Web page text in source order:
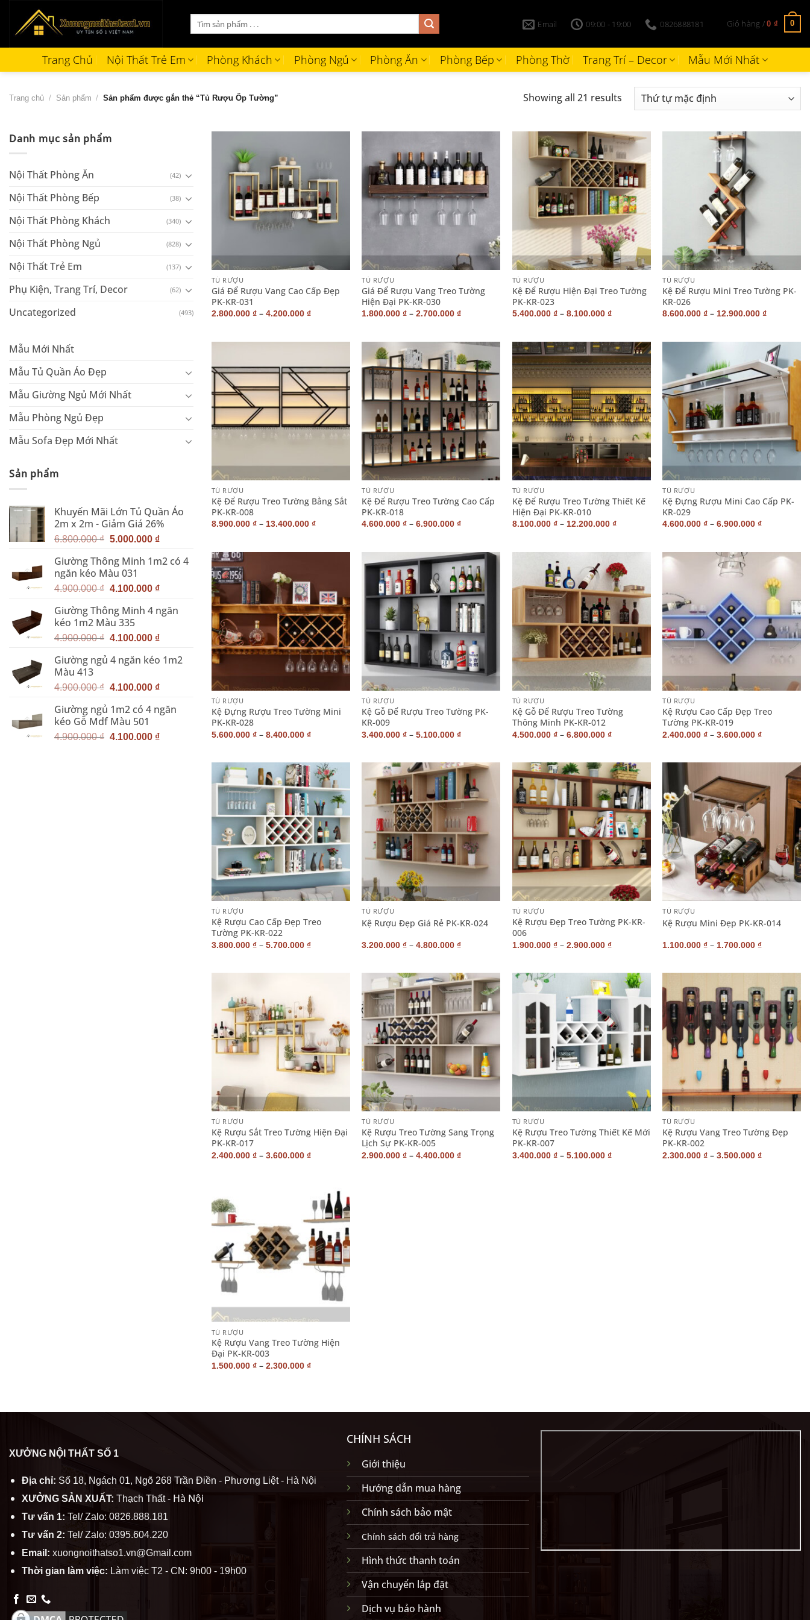
Tìm
kiếm:
Email 09:00 - 19:00 0826888181 Giỏ hàng /0 ₫ 0
Trang Chủ Nội Thất Trẻ Em Phòng Khách Phòng Ngủ Phòng Ăn Phòng Bếp Phòng Thờ Trang Trí – Decor Mẫu Mới Nhất
Trang chủ / Sản phẩm / Sản phẩm được gắn thẻ “Tủ Rượu Ốp Tường” Showing all 21 results
Danh mục sản phẩm
Nội Thất Phòng Ăn (42)
Nội Thất Phòng Bếp (38)
Nội Thất Phòng Khách (340)
Nội Thất Phòng Ngủ (828)
Nội Thất Trẻ Em (137)
Phụ Kiện, Trang Trí, Decor (62)
Uncategorized (493)
Mẫu Mới Nhất
Mẫu Tủ Quần Áo Đẹp
Mẫu Giường Ngủ Mới Nhất
Mẫu Phòng Ngủ Đẹp
Mẫu Sofa Đẹp Mới Nhất
Sản phẩm
Khuyến Mãi Lớn Tủ Quần Áo
2m x 2m - Giảm Giá 26%
6.800.000₫ Giá
là:
6.800.000 ₫.
5.000.000 ₫Giá
tại
5.000.000 ₫.
Giường Thông Minh 1m2 có 4
ngăn kéo Màu 031
4.900.000₫ Giá
là:
4.900.000 ₫.
4.100.000 ₫Giá
tại
4.100.000 ₫.
Giường Thông Minh 4 ngăn
kéo 1m2 Màu 335
4.900.000₫ Giá
là:
4.100.000 ₫Giá
tại
4.100.000 ₫.
Giường ngủ 4 ngăn kéo 1m2
Màu 413
4.900.000₫ Giá
là:
4.900.000 ₫.
4.100.000 ₫Giá
tại
4.100.000 ₫.
Giường ngủ 1m2 có 4 ngăn
kéo Gỗ Mdf Màu 501
4.900.000₫ Giá
4.100.000 ₫Giá
4.100.000 ₫.
TỦ RƯỢU
Giá Để Rượu Vang Cao Cấp Đẹp
PK-KR-031
2.800.000 ₫– 4.200.000 ₫
TỦ RƯỢU
Giá Để Rượu Vang Treo Tường
Hiện Đại PK-KR-030
1.800.000₫ –2.700.000₫
TỦ RƯỢU
Kệ Để Rượu Hiện Đại Treo Tường
PK-KR-023
5.400.000 ₫– 8.100.000 ₫
+
TỦ RƯỢU
Kệ Để Rượu Mini Treo Tường PK-
KR-026
8.600.000₫ –12.900.000₫
TỦ RƯỢU
Kệ Để Rượu Treo Tường Bằng Sắt
PK-KR-008
8.900.000 ₫– 13.400.000 ₫
+
TỦ RƯỢU
Kệ Để Rượu Treo Tường Cao Cấp
PK-KR-018
4.600.000₫ –6.900.000₫
+
TỦ RƯỢU
Kệ Để Rượu Treo Tường Thiết Kế
Hiện Đại PK-KR-010
8.100.000 ₫– 12.200.000 ₫
TỦ RƯỢU
Kệ Đựng Rượu Mini Cao Cấp PK-
KR-029
4.600.000₫ –6.900.000₫
TỦ RƯỢU
Kệ Đựng Rượu Treo Tường Mini
PK-KR-028
5.600.000 ₫– 8.400.000 ₫
TỦ RƯỢU
Kệ Gỗ Để Rượu Treo Tường PK-
KR-009
3.400.000₫ –5.100.000₫
TỦ RƯỢU
Kệ Gỗ Để Rượu Treo Tường
Thông Minh PK-KR-012
4.500.000 ₫– 6.800.000 ₫
TỦ RƯỢU
Kệ Rượu Cao Cấp Đẹp Treo
Tường PK-KR-019
2.400.000₫ –3.600.000₫
TỦ RƯỢU
Kệ Rượu Cao Cấp Đẹp Treo
Tường PK-KR-022
3.800.000 ₫– 5.700.000 ₫
+
TỦ RƯỢU
Kệ Rượu Đẹp Giá Rẻ PK-KR-024
3.200.000₫ –4.800.000₫
TỦ RƯỢU
Kệ Rượu Đẹp Treo Tường PK-KR-
006
1.900.000 ₫– 2.900.000 ₫
TỦ RƯỢU
Kệ Rượu Mini Đẹp PK-KR-014
1.100.000₫ – 1.700.000₫
TỦ RƯỢU
Kệ Rượu Sắt Treo Tường Hiện Đại
PK-KR-017
2.400.000 ₫– 3.600.000 ₫
+
TỦ RƯỢU
Kệ Rượu Treo Tường Sang Trọng
Lịch Sự PK-KR-005
2.900.000₫ –4.400.000₫
TỦ RƯỢU
Kệ Rượu Treo Tường Thiết Kế Mới
PK-KR-007
3.400.000 ₫– 5.100.000 ₫
TỦ RƯỢU
Kệ Rượu Vang Treo Tường Đẹp
PK-KR-002
2.300.000₫ –3.500.000₫
TỦ RƯỢU
Kệ Rượu Vang Treo Tường Hiện
Đại PK-KR-003
1.500.000 ₫– 2.300.000 ₫
XƯỞNG NỘI THẤT SỐ 1
Địa chỉ: Số 18, Ngách 01, Ngõ 268 Trần Điền - Phương Liệt - Hà Nội
XƯỞNG SẢN XUẤT: Thạch Thất -Hà Nội
Tư vấn 1: Tel/ Zalo: 0826.888.181
Tư vấn 2: Tel/ Zalo: 0395.604.220
Email: xuongnoithatso1.vn@Gmail.com
Thời gian làm việc: Làm việc T2 - CN: 9h00 - 19h00
CHÍNH SÁCH
Giới thiệu
Hướng dẫn mua hàng
Chính sách bảo mật
Chính sách đổi trả hàng
Hình thức thanh toán
Vận chuyển lắp đặt
Dịch vụ bảo hành